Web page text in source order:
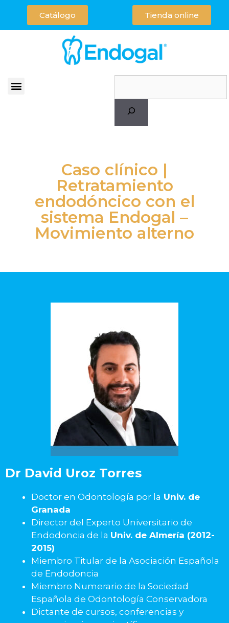
Catálogo Tienda online
Caso clínico |
Retratamiento
endodóncico con el
sistema Endogal –
Movimiento alterno
Dr David Uroz Torres
Doctor en Odontología por la Univ. de
Granada
Director del Experto Universitario de
Endodoncia de la Univ. de Almería (2012-
2015)
Miembro Titular de la Asociación Española
de Endodoncia
Miembro Numerario de la Sociedad
Española de Odontología Conservadora
Dictante de cursos, conferencias y